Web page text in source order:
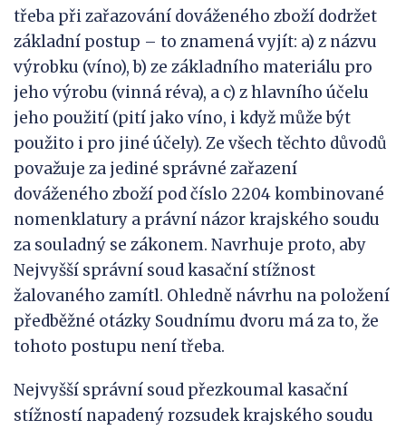
třeba při zařazování dováženého zboží dodržet
základní postup – to znamená vyjít: a) z názvu
výrobku (víno), b) ze základního materiálu pro
jeho výrobu (vinná réva), a c) z hlavního účelu
jeho použití (pití jako víno, i když může být
použito i pro jiné účely). Ze všech těchto důvodů
považuje za jediné správné zařazení
dováženého zboží pod číslo 2204 kombinované
nomenklatury a právní názor krajského soudu
za souladný se zákonem. Navrhuje proto, aby
Nejvyšší správní soud kasační stížnost
žalovaného zamítl. Ohledně návrhu na položení
předběžné otázky Soudnímu dvoru má za to, že
tohoto postupu není třeba.
Nejvyšší správní soud přezkoumal kasační
stížností napadený rozsudek krajského soudu